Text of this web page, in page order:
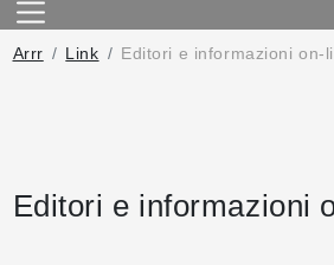
Arrr Link Editori e informazioni on-
Editori e informazioni